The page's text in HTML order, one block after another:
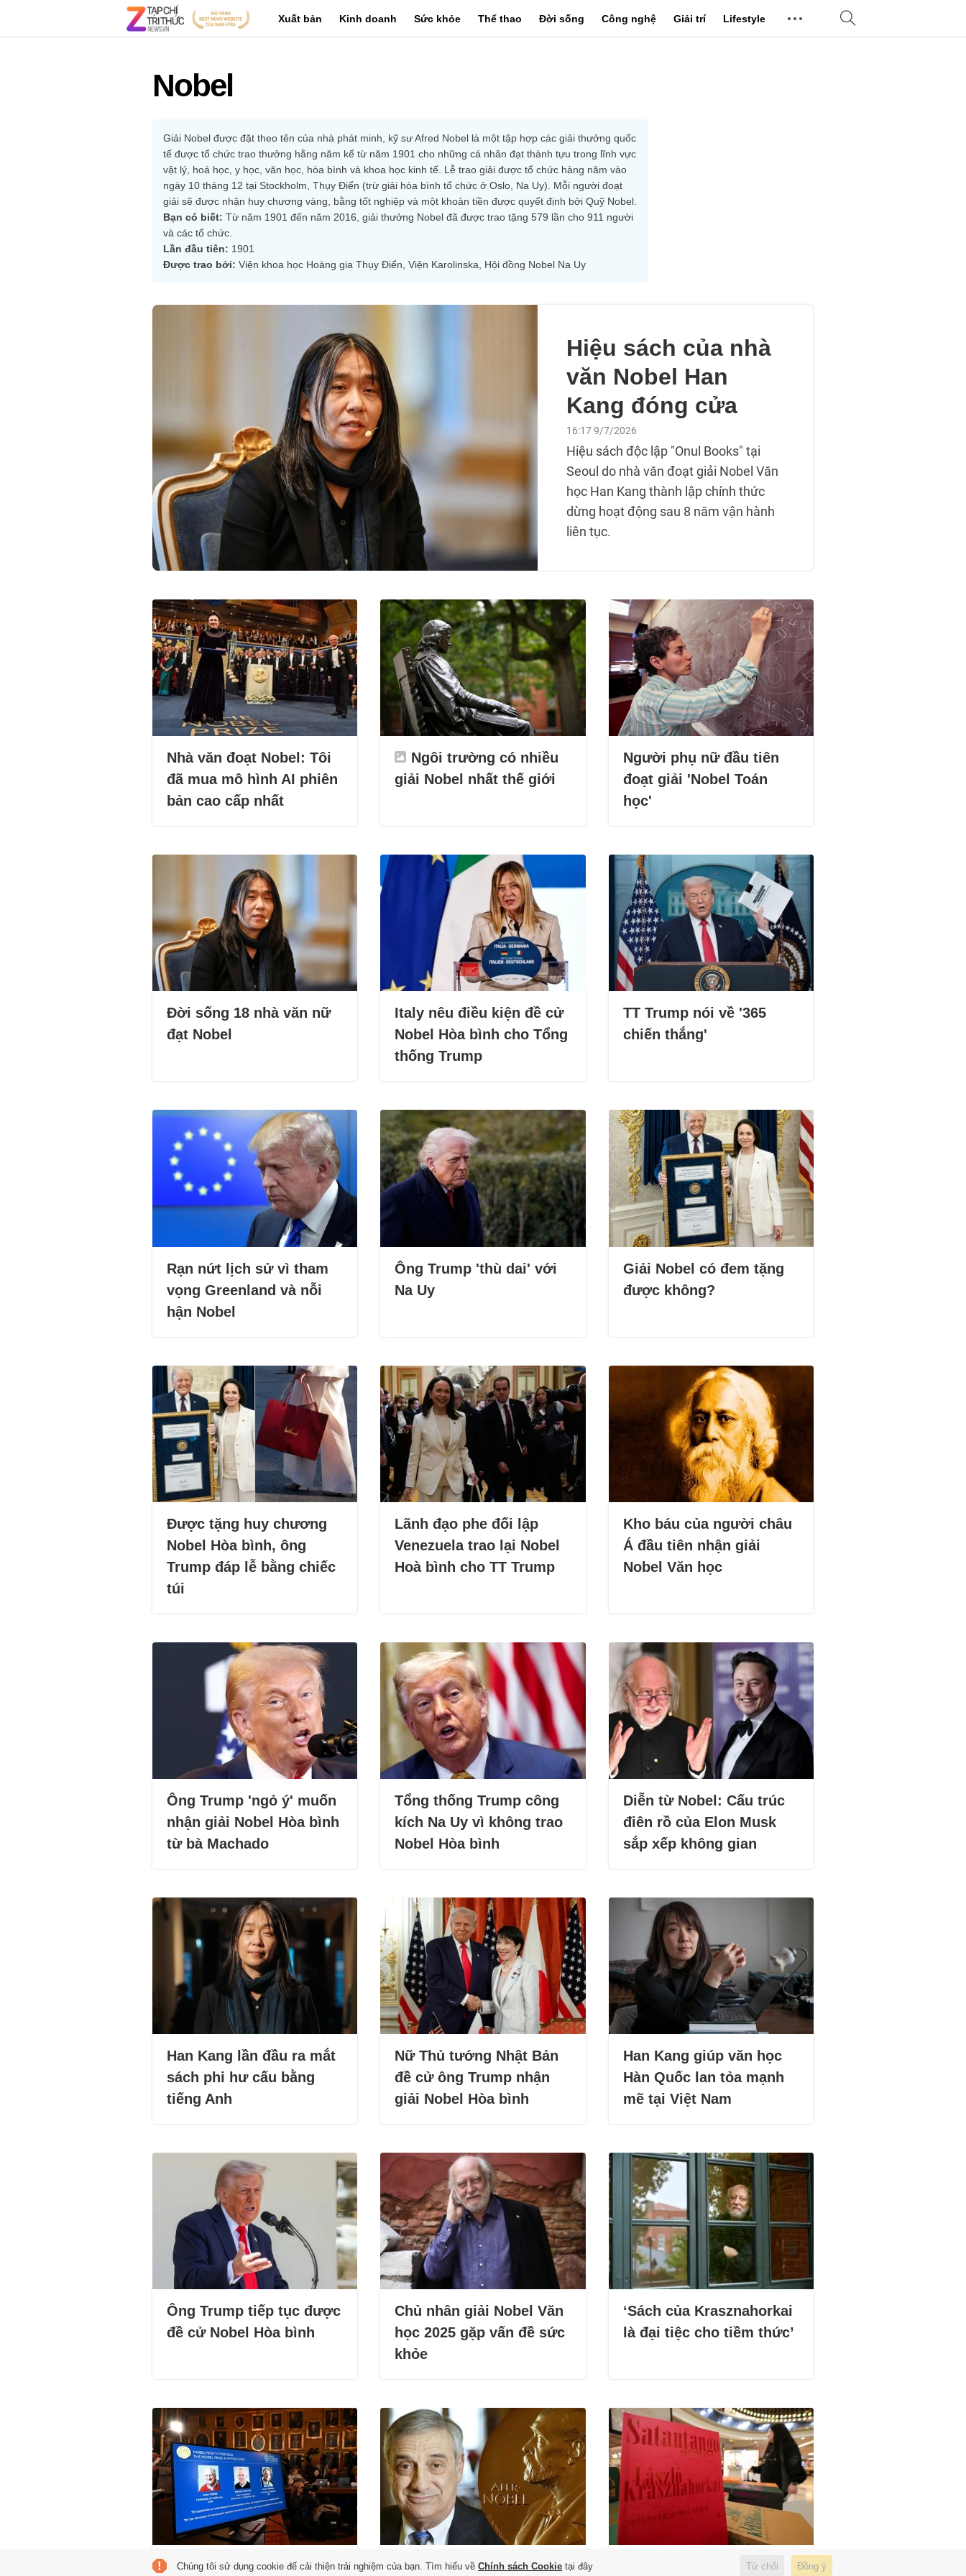
Xuất bản Kinh doanh Sức khỏe Thể thao Đời sống Công nghệ Giải trí Lifestyle
Nobel
Giải Nobel được đặt theo tên của nhà phát minh, kỹ sư Afred Nobel là một tập hợp các giải thưởng quốc
tế được tổ chức trao thưởng hằng năm kể từ năm 1901 cho những cá nhân đạt thành tựu trong lĩnh vực
vật lý, hoá học, y học, văn học, hòa bình và khoa học kinh tế. Lễ trao giải được tổ chức hàng năm vào
ngày 10 tháng 12 tại Stockholm, Thụy Điển (trừ giải hòa bình tổ chức ở Oslo, Na Uy). Mỗi người đoạt
giải sẽ được nhận huy chương vàng, bằng tốt nghiệp và một khoản tiền được quyết định bởi Quỹ Nobel.
Bạn có biết: Từ năm 1901 đến năm 2016, giải thưởng Nobel đã được trao tặng 579 lần cho 911 người
và các tổ chức.
Lần đầu tiên: 1901
Được trao bởi: Viện khoa học Hoàng gia Thụy Điển, Viện Karolinska, Hội đồng Nobel Na Uy
Hiệu sách của nhà
văn Nobel Han
Kang đóng cửa
16:17 9/7/2026
Hiệu sách độc lập "Onul Books" tại
Seoul do nhà văn đoạt giải Nobel Văn
học Han Kang thành lập chính thức
dừng hoạt động sau 8 năm vận hành
liên tục.
Nhà văn đoạt Nobel: Tôi
đã mua mô hình AI phiên
bản cao cấp nhất
Ngôi trường có nhiều
giải Nobel nhất thế giới
Người phụ nữ đầu tiên
đoạt giải 'Nobel Toán
học'
Đời sống 18 nhà văn nữ
đạt Nobel
Italy nêu điều kiện đề cử
Nobel Hòa bình cho Tổng
thống Trump
TT Trump nói về '365
chiến thắng'
Rạn nứt lịch sử vì tham
vọng Greenland và nỗi
hận Nobel
Ông Trump 'thù dai' với
Na Uy
Giải Nobel có đem tặng
được không?
Được tặng huy chương
Nobel Hòa bình, ông
Trump đáp lễ bằng chiếc
túi
Lãnh đạo phe đối lập
Venezuela trao lại Nobel
Hoà bình cho TT Trump
Kho báu của người châu
Á đầu tiên nhận giải
Nobel Văn học
Ông Trump 'ngỏ ý' muốn
nhận giải Nobel Hòa bình
từ bà Machado
Tổng thống Trump công
kích Na Uy vì không trao
Nobel Hòa bình
Diễn từ Nobel: Cấu trúc
điên rồ của Elon Musk
sắp xếp không gian
Han Kang lần đầu ra mắt
sách phi hư cấu bằng
tiếng Anh
Nữ Thủ tướng Nhật Bản
đề cử ông Trump nhận
giải Nobel Hòa bình
Han Kang giúp văn học
Hàn Quốc lan tỏa mạnh
mẽ tại Việt Nam
Ông Trump tiếp tục được
đề cử Nobel Hòa bình
Chủ nhân giải Nobel Văn
học 2025 gặp vấn đề sức
khỏe
‘Sách của Krasznahorkai
là đại tiệc cho tiềm thức’
Công nghệ đằng sau thiết Bộ sách đồ sộ nhất về Sử Độc giả Hàn Quốc đổ xô
Chúng tôi sử dụng cookie để cải thiện trải nghiệm của bạn. Tìm hiểu về Chính sách Cookie tại đây Từ chối Đồng ý